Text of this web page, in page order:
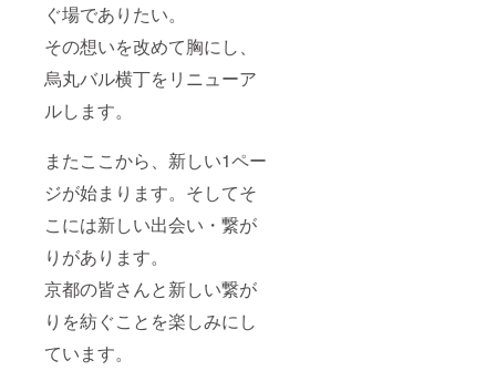
ぐ場でありたい。
その想いを改めて胸にし、
烏丸バル横丁をリニューア
ルします。
またここから、新しい1ペー
ジが始まります。そしてそ
こには新しい出会い・繋が
りがあります。
京都の皆さんと新しい繋が
りを紡ぐことを楽しみにし
ています。